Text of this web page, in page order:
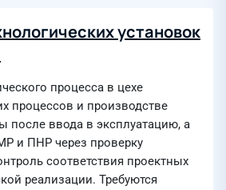
установок
процесса в цехе
процессов и производстве
после ввода в эксплуатацию, а
и ПНР через проверку
соответствия проектных
реализации. Требуются